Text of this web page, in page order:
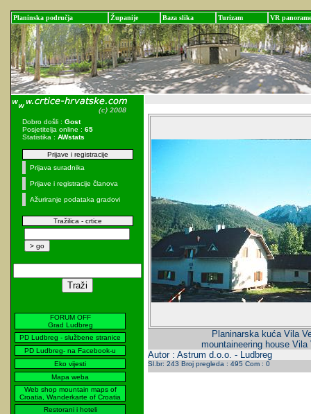
Planinska područja Županije Baza slika Turizam VR panorame
Dobro došli : Gost
Posjetitelja online : 65
Statistika : AWstats
Prijave i registracije
Prijava suradnika
Prijave i registracije članova
Ažuriranje podataka gradovi
Tražilica - crtice
FORUM OFF
Grad Ludbreg
PD Ludbreg - službene stranice
PD Ludbreg- na Facebook-u
Eko vijesti
Mapa weba
Web shop mountain maps of
Croatia, Wanderkarte of Croatia
Restorani i hoteli
Planinarska kuća Vila
mountaineering house Vila
Autor : Astrum d.o.o. - Ludbreg
Sl.br: 243 Broj pregleda : 495 Com : 0